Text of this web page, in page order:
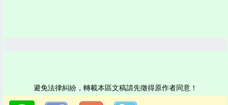
避免法律糾紛，轉載本區文稿請先徵得原作者同意！